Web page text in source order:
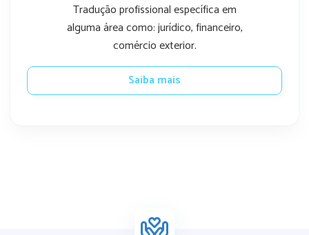
Tradução profissional específica em
alguma área como: jurídico, financeiro,
comércio exterior.
Saiba mais